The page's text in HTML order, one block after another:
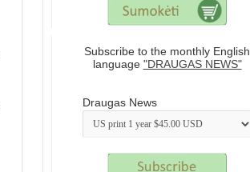
Subscribe to the monthly English
language "DRAUGAS NEWS"
Draugas News